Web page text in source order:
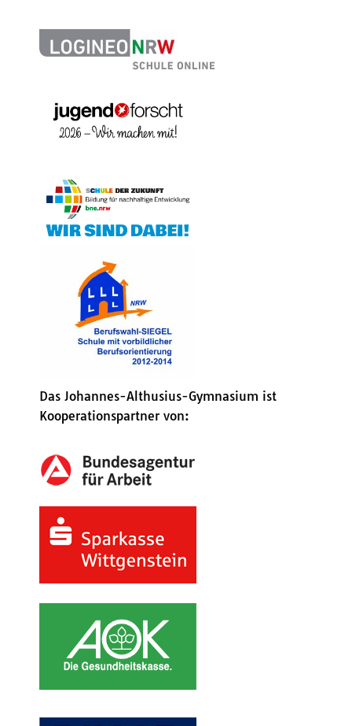
Das Johannes-Althusius-Gymnasium ist
Kooperationspartner von: